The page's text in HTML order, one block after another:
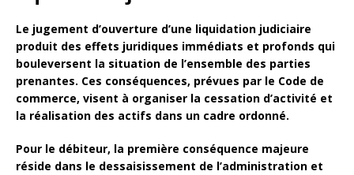
Le jugement d’ouverture d’une liquidation judiciaire
produit des effets juridiques immédiats et profonds qui
bouleversent la situation de l’ensemble des parties
prenantes. Ces conséquences, prévues par le Code de
commerce, visent à organiser la cessation d’activité et
la réalisation des actifs dans un cadre ordonné.
Pour le débiteur, la première conséquence majeure
réside dans le dessaisissement de l’administration et